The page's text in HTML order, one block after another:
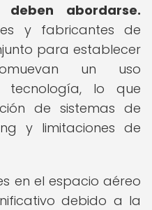
deben abordarse.
y fabricantes de
para establecer
un uso
tecnología, lo que
de sistemas de
y limitaciones de
en el espacio aéreo
debido a la